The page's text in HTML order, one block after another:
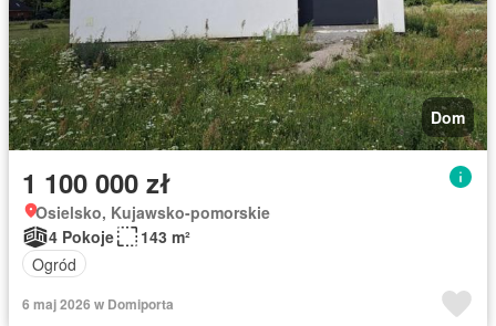
Dom
1 100 000 zł
Osielsko, Kujawsko-pomorskie
4 Pokoje
143 m²
Ogród
6 maj 2026 w Domiporta